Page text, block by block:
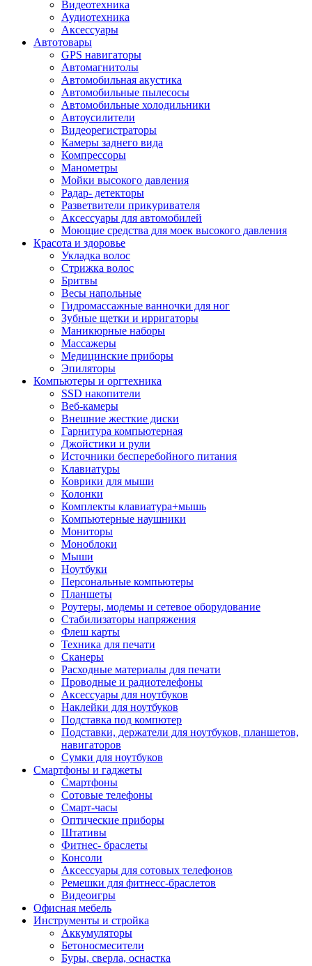
Видеотехника
Аудиотехника
Аксессуары
Автотовары
GPS навигаторы
Автомагнитолы
Автомобильная акустика
Автомобильные пылесосы
Автомобильные холодильники
Автоусилители
Видеорегистраторы
Камеры заднего вида
Компрессоры
Манометры
Мойки высокого давления
Радар- детекторы
Разветвители прикуривателя
Аксессуары для автомобилей
Моющие средства для моек высокого давления
Красота и здоровье
Укладка волос
Стрижка волос
Бритвы
Весы напольные
Гидромассажные ванночки для ног
Зубные щетки и ирригаторы
Маникюрные наборы
Массажеры
Медицинские приборы
Эпиляторы
Компьютеры и оргтехника
SSD накопители
Веб-камеры
Внешние жесткие диски
Гарнитура компьютерная
Джойстики и рули
Источники бесперебойного питания
Клавиатуры
Коврики для мыши
Колонки
Комплекты клавиатура+мышь
Компьютерные наушники
Мониторы
Моноблоки
Мыши
Ноутбуки
Персональные компьютеры
Планшеты
Роутеры, модемы и сетевое оборудование
Стабилизаторы напряжения
Флеш карты
Техника для печати
Сканеры
Расходные материалы для печати
Проводные и радиотелефоны
Аксессуары для ноутбуков
Наклейки для ноутбуков
Подставка под компютер
Подставки, держатели для ноутбуков, планшетов,
навигаторов
Сумки для ноутбуков
Смартфоны и гаджеты
Смартфоны
Сотовые телефоны
Смарт-часы
Оптические приборы
Штативы
Фитнес- браслеты
Консоли
Аксессуары для сотовых телефонов
Ремешки для фитнесс-браслетов
Видеоигры
Офисная мебель
Инструменты и стройка
Аккумуляторы
Бетоносмесители
Буры, сверла, оснастка